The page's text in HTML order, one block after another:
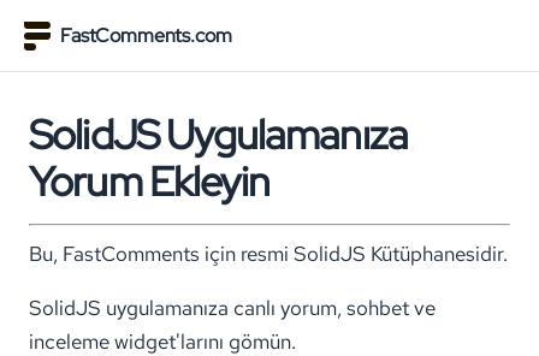
FastComments.com
SolidJS Uygulamanıza
Yorum Ekleyin
Bu, FastComments için resmi SolidJS Kütüphanesidir.
SolidJS uygulamanıza canlı yorum, sohbet ve
inceleme widget'larını gömün.